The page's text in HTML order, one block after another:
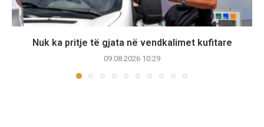
Nuk ka pritje të gjata në vendkalimet kufitare
09.08.2026 10:29